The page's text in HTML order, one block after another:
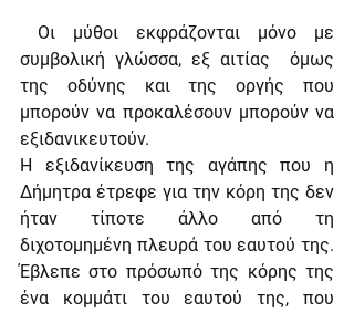
Οι μύθοι εκφράζονται μόνο με
συμβολική γλώσσα, εξ αιτίας  όμως
της οδύνης και της οργής που
μπορούν να προκαλέσουν μπορούν να
εξιδανικευτούν.
Η εξιδανίκευση της αγάπης που η
Δήμητρα έτρεφε για την κόρη της δεν
ήταν τίποτε άλλο από τη
διχοτομημένη πλευρά του εαυτού της.
Έβλεπε στο πρόσωπό της κόρης της
ένα κομμάτι του εαυτού της, που